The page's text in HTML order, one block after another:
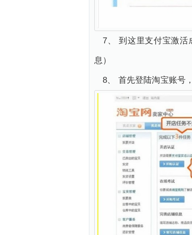
7、 到这里支付宝激活
息）
8、 首先登陆淘宝账